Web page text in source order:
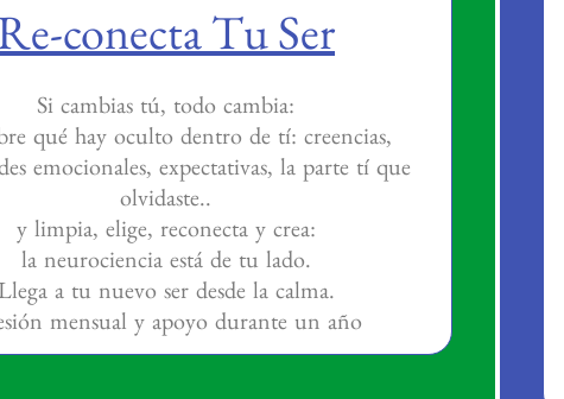
conecta Tu Ser
Si cambias tú, todo cambia:
qué hay oculto dentro de tí: creencias,
emocionales, expectativas, la parte tí que
olvidaste..
y limpia, elige, reconecta y crea:
la neurociencia está de tu lado.
Llega a tu nuevo ser desde la calma.
mensual y apoyo durante un año